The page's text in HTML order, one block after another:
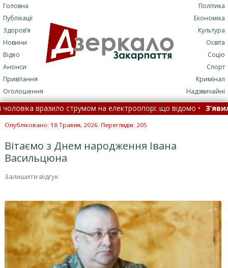
Головна
Публікації
Здоров’я
Новини
Відео
Анонси
Привітання
Оголошення
Політика
Економіка
Культура
Освіта
Соціо
Спорт
Кримінал
Надзвичайні
вразило струмом на електроопорі: що відомо •
• Летіли дрони, балістика та С-400, є прильоти: як ППО
Опубліковано: 18 Травня, 2026. Переглядів: 205
Вітаємо з Днем народження Івана
Васильцюна
Залишити відгук